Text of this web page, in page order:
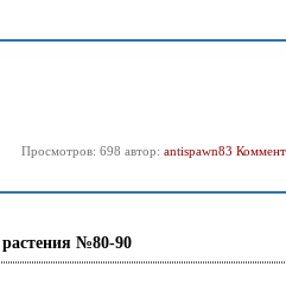
Просмотров: 698 автор: antispawn83
№80-90